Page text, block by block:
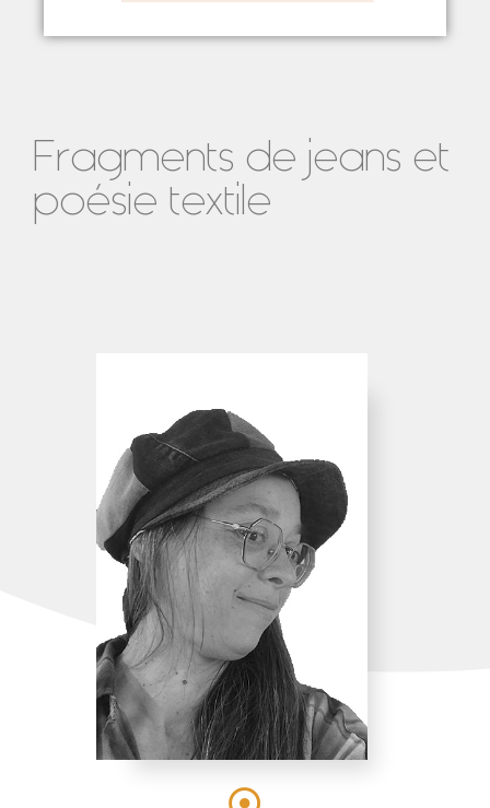
Fragments de jeans et
poésie textile